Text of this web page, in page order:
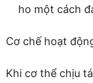
ho một cách
Cơ chế hoạt
Khi cơ thể chịu